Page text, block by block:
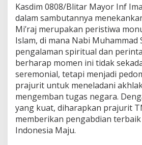
t
P
r
i
m
a
M
e
n
u
j
u
I
Kasdim 0808/Blitar Mayor Inf
dalam sambutannya
Mi’raj merupakan peristiwa
Islam, di mana Nabi Muhammad
pengalaman spiritual dan
berharap momen ini tidak
seremonial, tetapi menjadi
prajurit untuk meneladani
mengemban tugas negara.
yang kuat, diharapkan prajurit
memberikan pengabdian
Indonesia Maju.